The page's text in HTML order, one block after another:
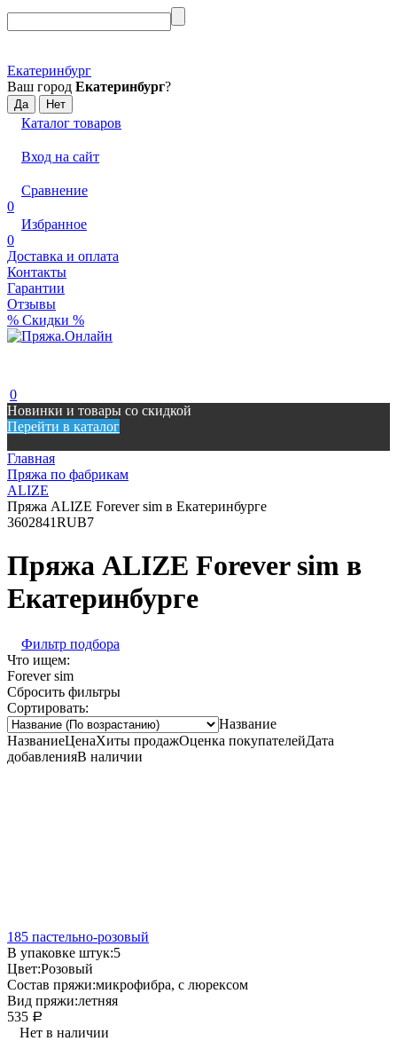
Екатеринбург
Ваш город Екатеринбург?
Каталог товаров
Вход на сайт
Сравнение
0
Избранное
0
Доставка и оплата
Контакты
Гарантии
Отзывы
% Скидки %
0
Новинки и товары со скидкой
Перейти в каталог
Главная
Пряжа по фабрикам
ALIZE
Пряжа ALIZE Forever sim в Екатеринбурге
3602841RUB7
Пряжа ALIZE Forever sim в
Екатеринбурге
Фильтр подбора
Что ищем:
Forever sim
Сбросить фильтры
Сортировать:
Название
НазваниеЦенаХиты продажОценка покупателейДата
добавленияВ наличии
185 пастельно-розовый
В упаковке штук:5
Цвет:Розовый
Состав пряжи:микрофибра, с люрексом
Вид пряжи:летняя
535 Р
Нет в наличии